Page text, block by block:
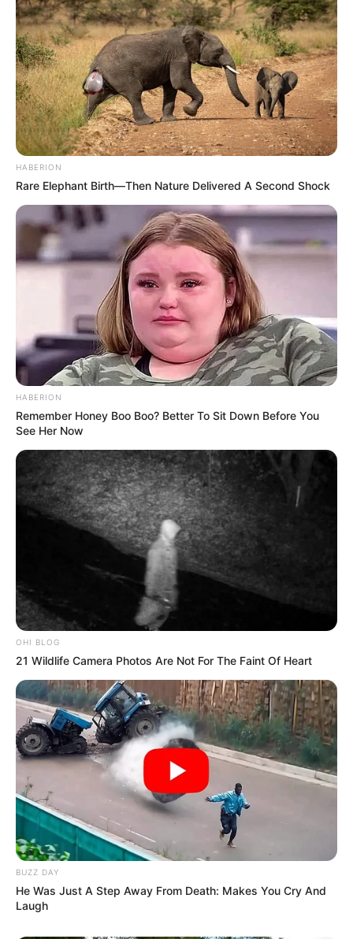
HABERION
Rare Elephant Birth—Then Nature Delivered A Second Shock
HABERION
Remember Honey Boo Boo? Better To Sit Down Before You
See Her Now
OHI BLOG
21 Wildlife Camera Photos Are Not For The Faint Of Heart
BUZZ DAY
He Was Just A Step Away From Death: Makes You Cry And
Laugh